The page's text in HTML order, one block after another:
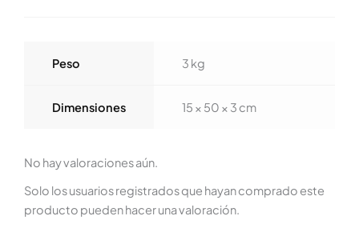
Peso 3 kg
Dimensiones 15 × 50 × 3 cm
No hay valoraciones aún.
Solo los usuarios registrados que hayan comprado este
producto pueden hacer una valoración.